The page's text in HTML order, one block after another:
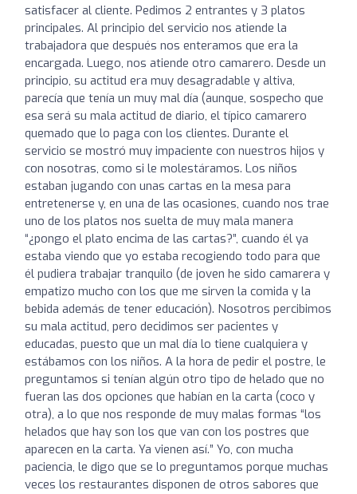
satisfacer al cliente. Pedimos 2 entrantes y 3 platos
principales. Al principio del servicio nos atiende la
trabajadora que después nos enteramos que era la
encargada. Luego, nos atiende otro camarero. Desde un
principio, su actitud era muy desagradable y altiva,
parecía que tenía un muy mal día (aunque, sospecho que
esa será su mala actitud de diario, el típico camarero
quemado que lo paga con los clientes. Durante el
servicio se mostró muy impaciente con nuestros hijos y
con nosotras, como si le molestáramos. Los niños
estaban jugando con unas cartas en la mesa para
entretenerse y, en una de las ocasiones, cuando nos trae
uno de los platos nos suelta de muy mala manera
“¿pongo el plato encima de las cartas?”, cuando él ya
estaba viendo que yo estaba recogiendo todo para que
él pudiera trabajar tranquilo (de joven he sido camarera y
empatizo mucho con los que me sirven la comida y la
bebida además de tener educación). Nosotros percibimos
su mala actitud, pero decidimos ser pacientes y
educadas, puesto que un mal día lo tiene cualquiera y
estábamos con los niños. A la hora de pedir el postre, le
preguntamos si tenían algún otro tipo de helado que no
fueran las dos opciones que habían en la carta (coco y
otra), a lo que nos responde de muy malas formas “los
helados que hay son los que van con los postres que
aparecen en la carta. Ya vienen así.” Yo, con mucha
paciencia, le digo que se lo preguntamos porque muchas
veces los restaurantes disponen de otros sabores que